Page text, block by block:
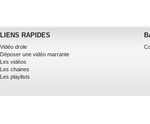
LIENS RAPIDES
Vidéo drole
Déposer une vidéo marrante
Les vidéos
Les chaines
Les playlists